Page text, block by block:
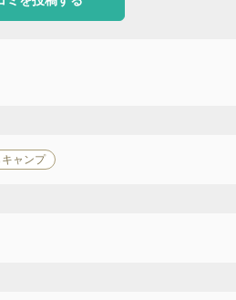
ャンプ